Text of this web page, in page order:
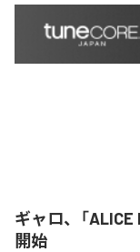
ギャロ、「ALICE
開始